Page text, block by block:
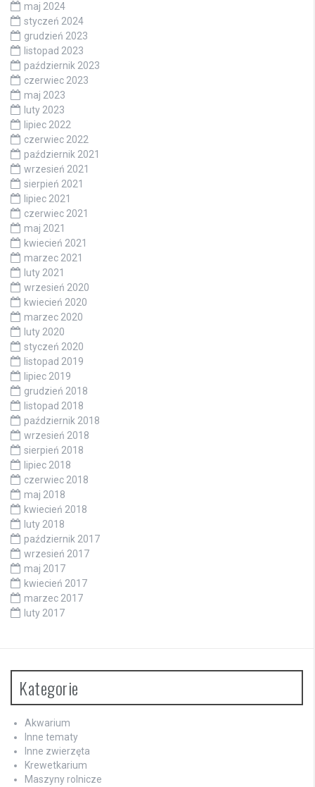
maj 2024
styczeń 2024
grudzień 2023
listopad 2023
październik 2023
czerwiec 2023
maj 2023
luty 2023
lipiec 2022
czerwiec 2022
październik 2021
wrzesień 2021
sierpień 2021
lipiec 2021
czerwiec 2021
maj 2021
kwiecień 2021
marzec 2021
luty 2021
wrzesień 2020
kwiecień 2020
marzec 2020
luty 2020
styczeń 2020
listopad 2019
lipiec 2019
grudzień 2018
listopad 2018
październik 2018
wrzesień 2018
sierpień 2018
lipiec 2018
czerwiec 2018
maj 2018
kwiecień 2018
luty 2018
październik 2017
wrzesień 2017
maj 2017
kwiecień 2017
marzec 2017
luty 2017
Kategorie
Akwarium
Inne tematy
Inne zwierzęta
Krewetkarium
Maszyny rolnicze